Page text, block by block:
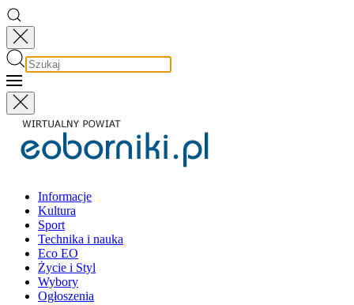
Informacje
Kultura
Sport
Technika i nauka
Eco EO
Życie i Styl
Wybory
Ogłoszenia